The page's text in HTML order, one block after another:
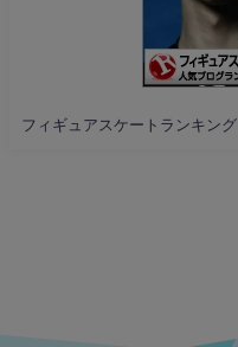
フィギュアスケートランキング